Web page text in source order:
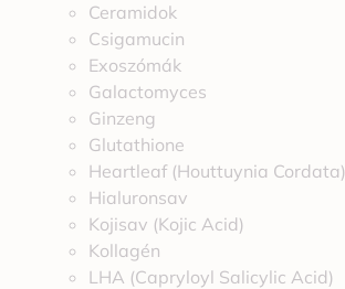
Ceramidok
Csigamucin
Exoszómák
Galactomyces
Ginzeng
Glutathione
Heartleaf (Houttuynia Cordata)
Hialuronsav
Kojisav (Kojic Acid)
Kollagén
LHA (Capryloyl Salicylic Acid)